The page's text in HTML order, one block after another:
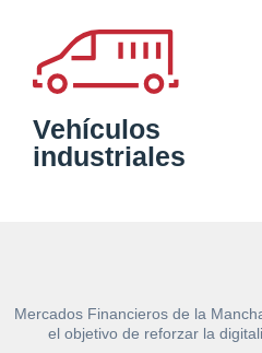
Vehículos
industriales
Mercados Financieros de la
el objetivo de reforzar la